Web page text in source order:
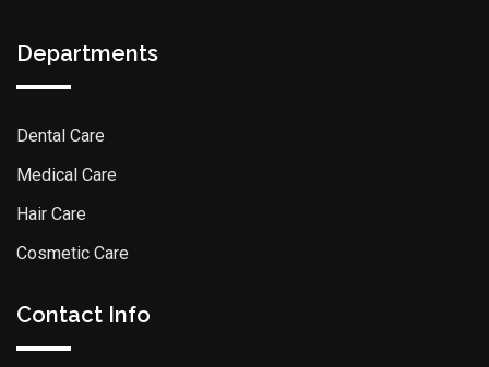
Departments
Dental Care
Medical Care
Hair Care
Cosmetic Care
Contact Info